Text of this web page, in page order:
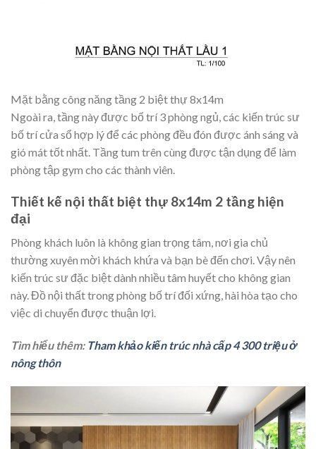
Mặt bằng công năng tầng 2 biệt thự 8x14m
Ngoài ra, tầng này được bố trí 3 phòng ngủ, các kiến trúc sư
bố trí cửa sổ hợp lý để các phòng đều đón được ánh sáng và
gió mát tốt nhất. Tầng tum trên cùng được tận dụng để làm
phòng tập gym cho các thành viên.
Thiết kế nội thất biệt thự 8x14m 2 tầng hiện
đại
Phòng khách luôn là không gian trọng tâm, nơi gia chủ
thường xuyên mời khách khứa và bạn bè đến chơi. Vậy nên
kiến trúc sư đặc biệt dành nhiều tâm huyết cho không gian
này. Đồ nội thất trong phòng bố trí đối xứng, hài hòa tạo cho
việc di chuyển được thuận lợi.
Tìm hiểu thêm: Tham khảo kiến trúc nhà cấp 4 300 triệu ở
nông thôn